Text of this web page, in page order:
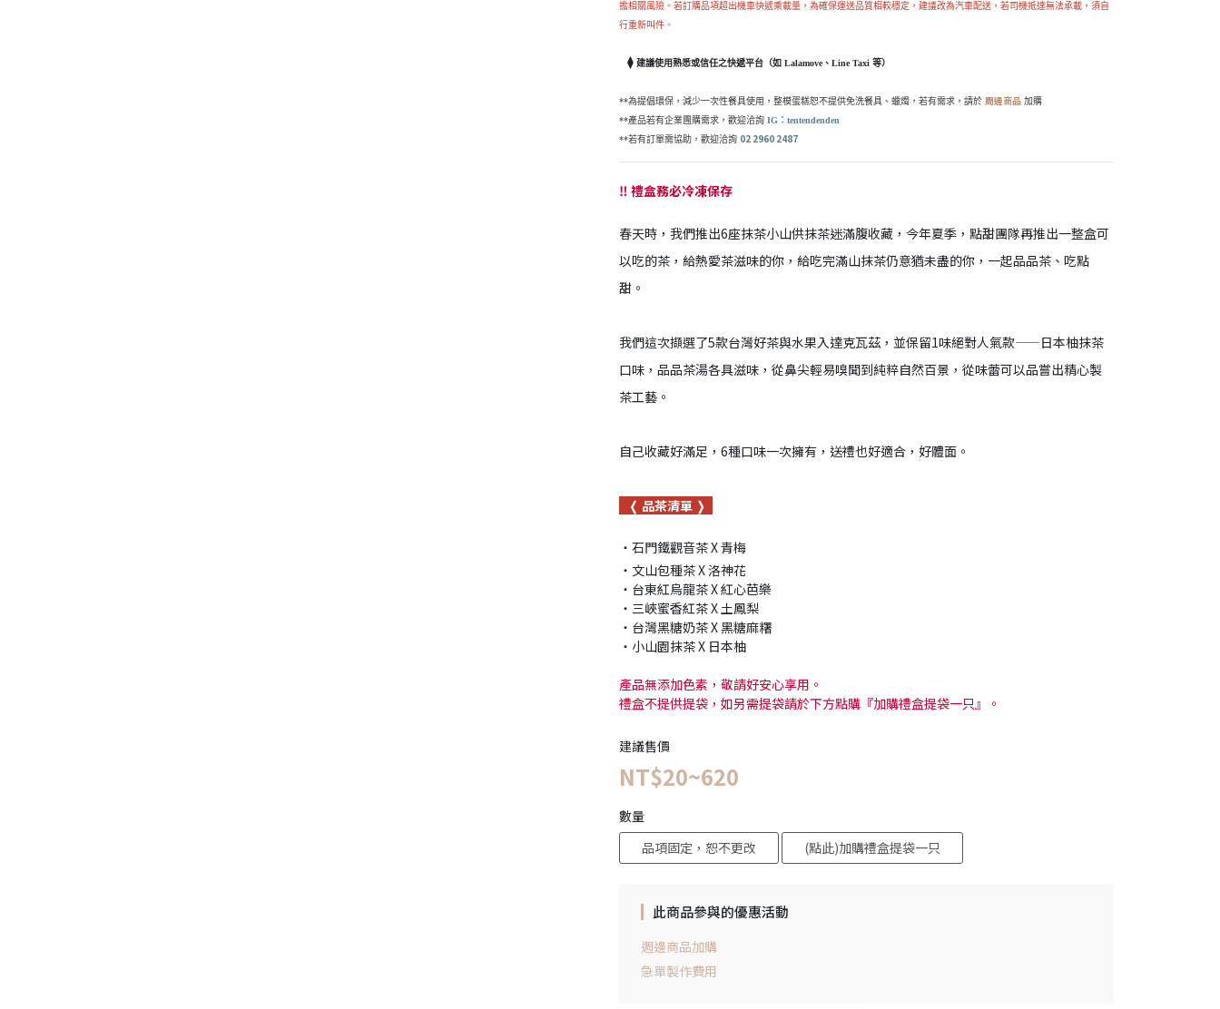
擔相關風險。若訂購品項超出機車快遞乘載量，為確保運送品質相較穩定，建議改為汽車配送，若司機抵達無法承載，須自
行重新叫件。
⧫ 建議使用熟悉或信任之快遞平台（如 Lalamove、Line Taxi 等）
**為提倡環保，減少一次性餐具使用，整模蛋糕恕不提供免洗餐具、蠟燭，若有需求，請於 周邊商品 加購
**產品若有企業團購需求，歡迎洽詢 IG： tentendenden
**若有訂單需協助，歡迎洽詢 02 2960 2487
‼️ 禮盒務必冷凍保存
春天時，我們推出6座抹茶小山供抹茶迷滿腹收藏，今年夏季，點甜團隊再推出一整盒可
以吃的茶，給熱愛茶滋味的你，給吃完滿山抹茶仍意猶未盡的你，一起品品茶、吃點
甜。
我們這次擷選了5款台灣好茶與水果入達克瓦茲，並保留1味絕對人氣款——日本柚抹茶
口味，品品茶湯各具滋味，從鼻尖輕易嗅聞到純粹自然百景，從味蕾可以品嘗出精心製
茶工藝。
自己收藏好滿足，6種口味一次擁有，送禮也好適合，好體面。
❬ 品茶清單 ❭
・石門鐵觀音茶 X 青梅
・文山包種茶 X 洛神花
・台東紅烏龍茶 X 紅心芭樂
・三峽蜜香紅茶 X 土鳳梨
・台灣黑糖奶茶 X 黑糖麻糬
・小山園抹茶 X 日本柚
產品無添加色素，敬請好安心享用。
禮盒不提供提袋，如另需提袋請於下方點購『加購禮盒提袋一只』。
建議售價
NT$20~620
數量
品項固定，恕不更改
(點此)加購禮盒提袋一只
此商品參與的優惠活動
週邊商品加購
急單製作費用